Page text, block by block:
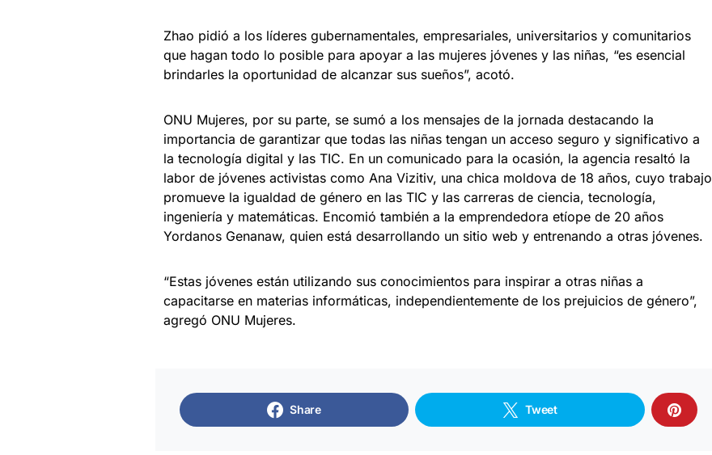
Zhao pidió a los líderes gubernamentales, empresariales, universitarios y comunitarios
que hagan todo lo posible para apoyar a las mujeres jóvenes y las niñas, “es esencial
brindarles la oportunidad de alcanzar sus sueños”, acotó.
ONU Mujeres, por su parte, se sumó a los mensajes de la jornada destacando la
importancia de garantizar que todas las niñas tengan un acceso seguro y significativo a
la tecnología digital y las TIC. En un comunicado para la ocasión, la agencia resaltó la
labor de jóvenes activistas como Ana Vizitiv, una chica moldova de 18 años, cuyo trabajo
promueve la igualdad de género en las TIC y las carreras de ciencia, tecnología,
ingeniería y matemáticas. Encomió también a la emprendedora etíope de 20 años
Yordanos Genanaw, quien está desarrollando un sitio web y entrenando a otras jóvenes.
“Estas jóvenes están utilizando sus conocimientos para inspirar a otras niñas a
capacitarse en materias informáticas, independientemente de los prejuicios de género”,
agregó ONU Mujeres.
Share Tweet